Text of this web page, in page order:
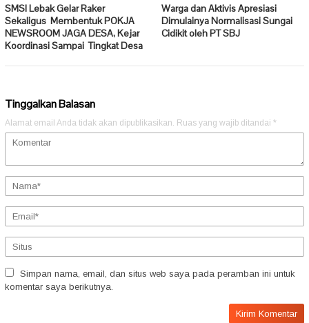
SMSI Lebak Gelar Raker
Sekaligus Membentuk POKJA
NEWSROOM JAGA DESA, Kejar
Koordinasi Sampai Tingkat Desa
Warga dan Aktivis Apresiasi
Dimulainya Normalisasi Sungai
Cidikit oleh PT SBJ
Tinggalkan Balasan
Alamat email Anda tidak akan dipublikasikan. Ruas yang wajib ditandai *
Simpan nama, email, dan situs web saya pada peramban ini untuk
komentar saya berikutnya.